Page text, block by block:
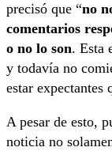
precisó que “no
comentarios
o no lo son. Esta
y todavía no
estar expectantes
A pesar de esto,
noticia no